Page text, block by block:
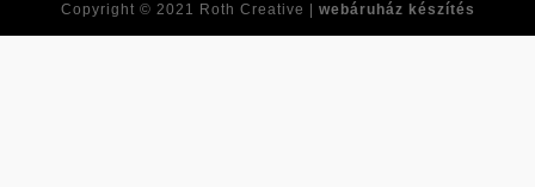
Copyright © 2021 Roth Creative | webáruház készítés